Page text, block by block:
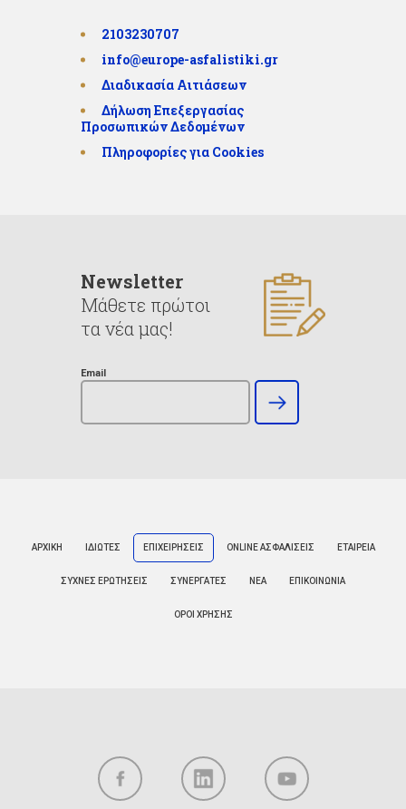
2103230707
info@europe-asfalistiki.gr
Διαδικασία Αιτιάσεων
Δήλωση Επεξεργασίας
Προσωπικών Δεδομένων
Πληροφορίες για Cookies
Newsletter
Μάθετε πρώτοι
τα νέα μας!
Email
ΑΡΧΙΚΗ ΙΔΙΩΤΕΣ ΕΠΙΧΕΙΡΗΣΕΙΣ ONLINE ΑΣΦΑΛΙΣΕΙΣ ΕΤΑΙΡΕΙΑ
ΣΥΧΝΕΣ ΕΡΩΤΗΣΕΙΣ ΣΥΝΕΡΓΑΤΕΣ ΝΕΑ ΕΠΙΚΟΙΝΩΝΙΑ
ΟΡΟΙ ΧΡΗΣΗΣ